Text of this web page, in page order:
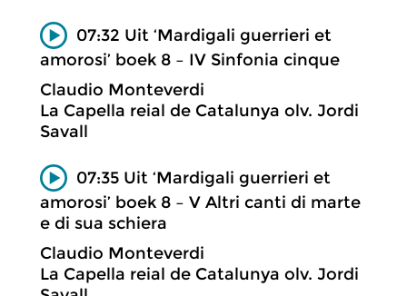
07:32 Uit ‘Mardigali guerrieri et
amorosi’ boek 8 – IV Sinfonia cinque
Claudio Monteverdi
La Capella reial de Catalunya olv. Jordi
Savall
07:35 Uit ‘Mardigali guerrieri et
amorosi’ boek 8 – V Altri canti di marte
e di sua schiera
Claudio Monteverdi
La Capella reial de Catalunya olv. Jordi